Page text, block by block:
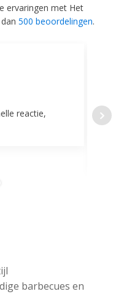
ervaringen met Het
500 beoordelingen.
reactie,
door
barbecues en